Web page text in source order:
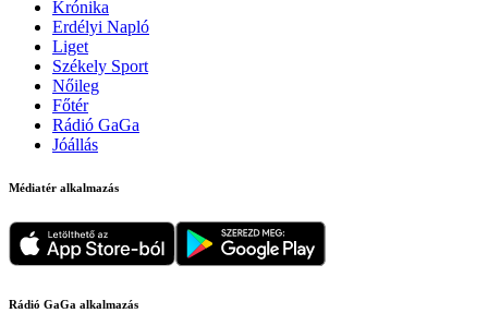
Krónika
Erdélyi Napló
Liget
Székely Sport
Nőileg
Főtér
Rádió GaGa
Jóállás
Médiatér alkalmazás
Rádió GaGa alkalmazás